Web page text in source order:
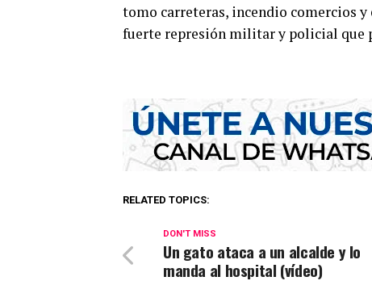
tomo carreteras, incendio comercios
fuerte represión militar y policial que
RELATED TOPICS:
DON'T MISS
Un gato ataca a un alcalde y lo
manda al hospital (vídeo)